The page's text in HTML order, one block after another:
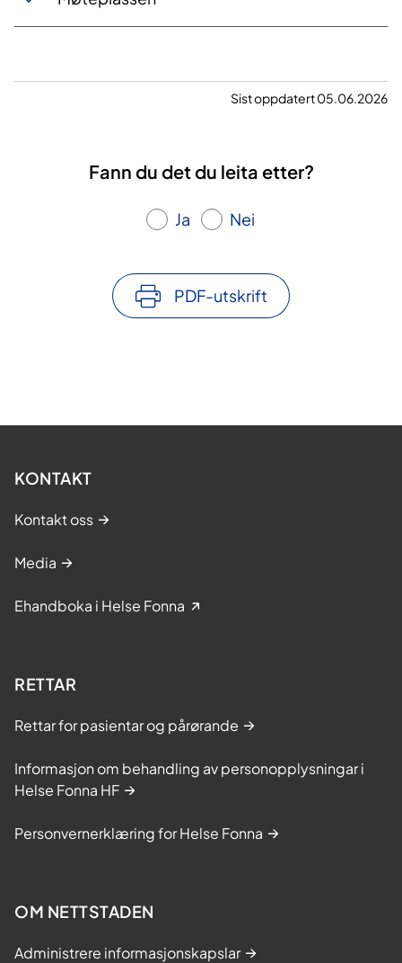
Sist oppdatert 05.06.2026
Fann du det du leita etter?
Ja Nei
PDF-utskrift
KONTAKT
Kontakt oss
Media
Ehandboka i Helse Fonna
RETTAR
Rettar for pasientar og pårørande
Informasjon om behandling av personopplysningar i
Helse Fonna HF
Personvernerklæring for Helse Fonna
OM NETTSTADEN
Administrere informasjonskapslar